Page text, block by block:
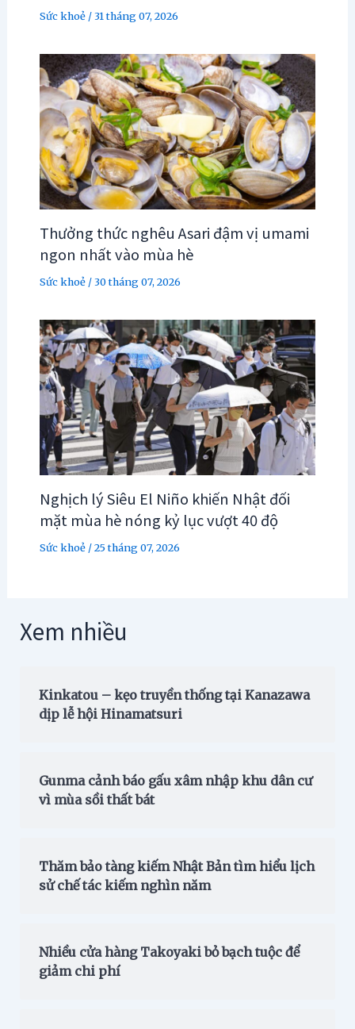
Sức khoẻ/31 tháng 07, 2026
Thưởng thức nghêu Asari đậm vị umami
ngon nhất vào mùa hè
Sức khoẻ/30 tháng 07, 2026
Nghịch lý Siêu El Niño khiến Nhật đối
mặt mùa hè nóng kỷ lục vượt 40 độ
Sức khoẻ/25 tháng 07, 2026
Xem nhiều
Kinkatou – kẹo truyền thống tại Kanazawa
dịp lễ hội Hinamatsuri
Gunma cảnh báo gấu xâm nhập khu dân cư
vì mùa sồi thất bát
Thăm bảo tàng kiếm Nhật Bản tìm hiểu lịch
sử chế tác kiếm nghìn năm
Nhiều cửa hàng Takoyaki bỏ bạch tuộc để
giảm chi phí